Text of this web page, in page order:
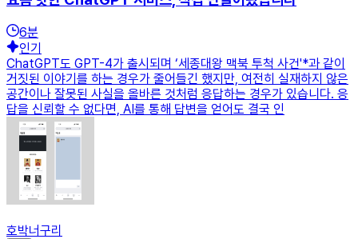
6분
인기
ChatGPT도 GPT-4가 출시되며 ‘세종대왕 맥북 투척 사건'*과 같이
거짓된 이야기를 하는 경우가 줄어들긴 했지만, 여전히 실재하지 않은
공간이나 잘못된 사실을 올바른 것처럼 응답하는 경우가 있습니다. 응
답을 신뢰할 수 없다면, AI를 통해 답변을 얻어도 결국 인
호박너구리